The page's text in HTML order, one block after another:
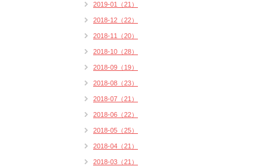
2019-01（21）
2018-12（22）
2018-11（20）
2018-10（28）
2018-09（19）
2018-08（23）
2018-07（21）
2018-06（22）
2018-05（25）
2018-04（21）
2018-03（21）